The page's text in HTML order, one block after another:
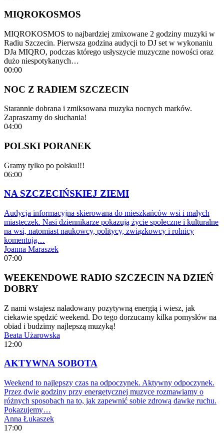
MIQROKOSMOS
MIQROKOSMOS to najbardziej zmixowane 2 godziny muzyki w
Radiu Szczecin. Pierwsza godzina audycji to DJ set w wykonaniu
DJa MIQRO, podczas którego usłyszycie muzyczne nowości oraz
dużo niespotykanych…
00:00
NOC Z RADIEM SZCZECIN
Starannie dobrana i zmiksowana muzyka nocnych marków.
Zapraszamy do słuchania!
04:00
POLSKI PORANEK
Gramy tylko po polsku!!!
06:00
NA SZCZECIŃSKIEJ ZIEMI
Audycja informacyjna skierowana do mieszkańców wsi i małych
miasteczek. Nasi dziennikarze pokazują życie społeczne i kulturalne
na wsi, natomiast naukowcy, politycy, związkowcy i rolnicy
komentują…
Joanna Maraszek
07:00
WEEKENDOWE RADIO SZCZECIN NA DZIEŃ
DOBRY
Z nami wstajesz naładowany pozytywną energią i wiesz, jak
ciekawie spędzić weekend. Do tego dorzucamy kilka pomysłów na
obiad i budzimy najlepszą muzyką!
Beata Użarowska
12:00
AKTYWNA SOBOTA
Weekend to najlepszy czas na odpoczynek. Aktywny odpoczynek.
Przez dwie godziny przy energetycznej muzyce rozmawiamy o
różnych sposobach na to, jak zapewnić sobie zdrową dawkę ruchu.
Pokazujemy…
Anna Łukaszek
17:00